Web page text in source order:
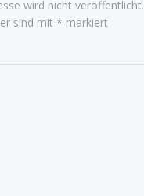
wird nicht veröffentlicht.
sind mit * markiert